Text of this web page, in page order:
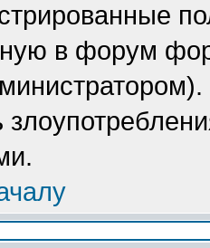
в форум